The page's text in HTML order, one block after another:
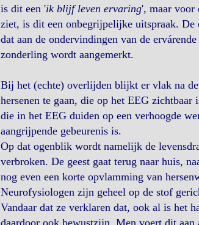
is dit een 'ik blijf leven ervaring', maar voor
ziet, is dit een onbegrijpelijke uitspraak. De
dat aan de ondervindingen van de
zonderling wordt aangemerkt.
Bij het (echte) overlijden blijkt er vlak na
hersenen te gaan, die op het EEG
die in het EEG duiden op een verhoogde
aangrijpende gebeurenis is.
Op dat ogenblik wordt namelijk de
verbroken. De geest gaat terug naar huis,
nog even een korte opvlamming van
Neurofysiologen zijn geheel op de stof
Vandaar dat ze verklaren dat, ook al is het
daardoor ook bewustzijn. Men voert dit